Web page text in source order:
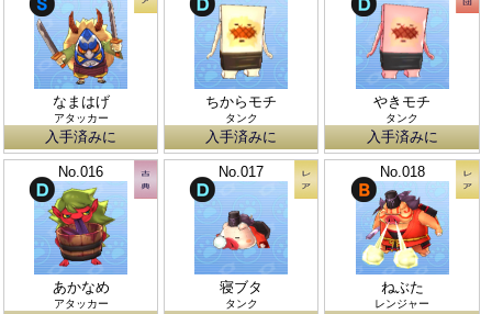
なまはげ
アタッカー
入手済みに
ちからモチ
タンク
入手済みに
やきモチ
タンク
入手済みに
No.016
あかなめ
アタッカー
No.017
寝ブタ
タンク
No.018
ねぶた
レンジャー